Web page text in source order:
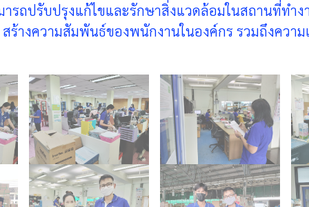
รถปรับปรุงแก้ไขและรักษาสิ่งแวดล้อมในสถานที่ทำ
างความสัมพันธ์ของพนักงานในองค์กร รวมถึงความ